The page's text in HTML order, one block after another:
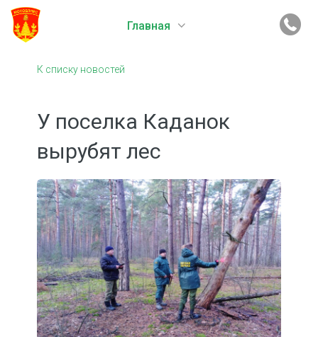
Главная
К списку новостей
У поселка Каданок
вырубят лес